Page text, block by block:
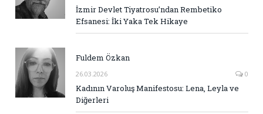
İzmir Devlet Tiyatrosu’ndan Rembetiko
Efsanesi: İki Yaka Tek Hikaye
Fuldem Özkan
26.03.2026 0
Kadının Varoluş Manifestosu: Lena, Leyla ve
Diğerleri